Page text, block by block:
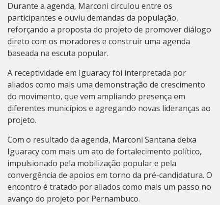
Durante a agenda, Marconi circulou entre os
participantes e ouviu demandas da população,
reforçando a proposta do projeto de promover diálogo
direto com os moradores e construir uma agenda
baseada na escuta popular.
A receptividade em Iguaracy foi interpretada por
aliados como mais uma demonstração de crescimento
do movimento, que vem ampliando presença em
diferentes municípios e agregando novas lideranças ao
projeto.
Com o resultado da agenda, Marconi Santana deixa
Iguaracy com mais um ato de fortalecimento político,
impulsionado pela mobilização popular e pela
convergência de apoios em torno da pré-candidatura. O
encontro é tratado por aliados como mais um passo no
avanço do projeto por Pernambuco.